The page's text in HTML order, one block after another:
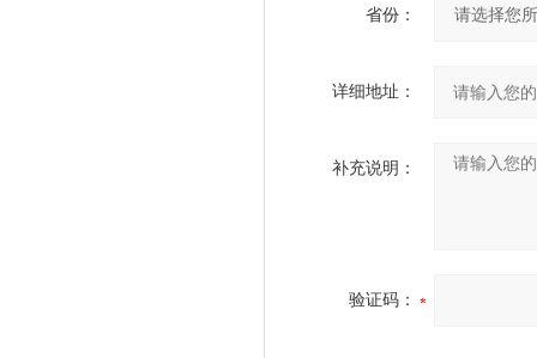
省份：
详细地址：
补充说明：
验证码：